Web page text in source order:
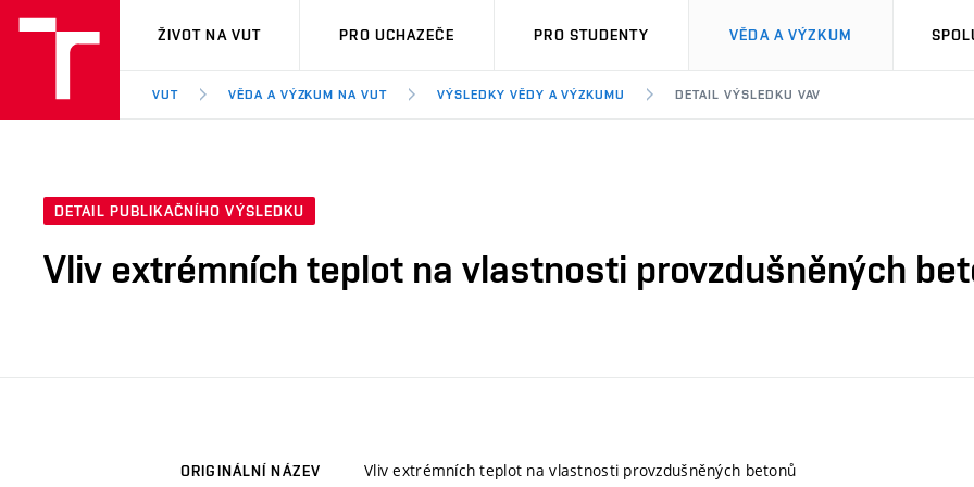
VUT
ŽIVOT NA VUT PRO UCHAZEČE PRO STUDENTY VĚDA A VÝZKUM
VUT VĚDA A VÝZKUM NA VUT VÝSLEDKY VĚDY A VÝZKUMU DETAIL VÝSLEDKU VAV
DETAIL PUBLIKAČNÍHO VÝSLEDKU
Vliv extrémních teplot na vlastnosti provzdušněných
ORIGINÁLNÍ NÁZEV Vliv extrémních teplot na vlastnosti provzdušněných betonů